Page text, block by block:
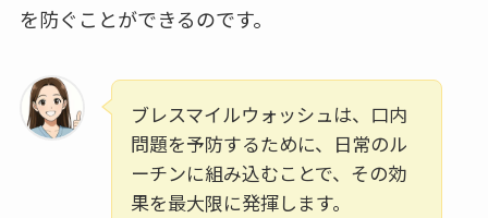
を防ぐことができるのです。
ブレスマイルウォッシュは、口内
問題を予防するために、日常のル
ーチンに組み込むことで、その効
果を最大限に発揮します。